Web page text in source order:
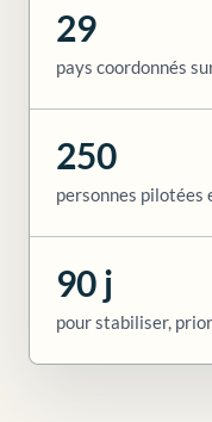
29
pays coordonnés
250
personnes pilotées
90 j
pour stabiliser,